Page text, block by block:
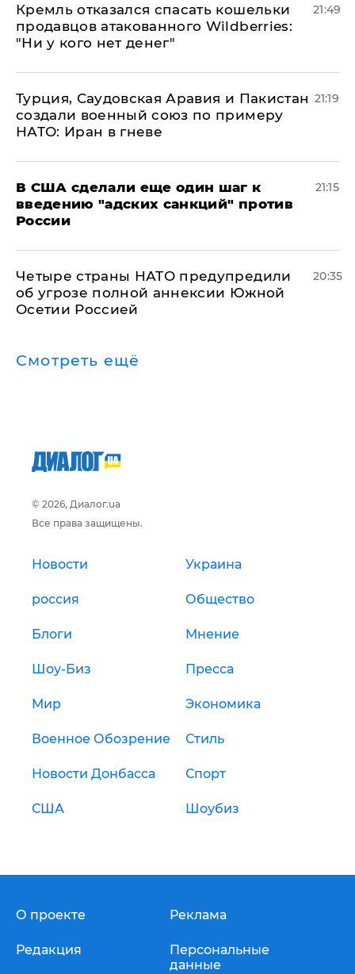
Кремль отказался спасать кошельки
продавцов атакованного Wildberries:
"Ни у кого нет денег"
21:49
Турция, Саудовская Аравия и Пакистан
создали военный союз по примеру
НАТО: Иран в гневе
21:19
В США сделали еще один шаг к
введению "адских санкций" против
России
21:15
Четыре страны НАТО предупредили
об угрозе полной аннексии Южной
Осетии Россией
20:35
Смотреть ещё
© 2026, Диалог.ua
Все права защищены.
Новости Украина
россия Общество
Блоги Мнение
Шоу-Биз Пресса
Мир Экономика
Военное Обозрение Стиль
Новости Донбасса Спорт
США Шоубиз
О проекте
Редакция
Реклама
Персональные
данные